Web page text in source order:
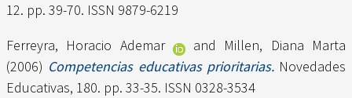
12. pp. 39-70. ISSN 9879-6219
Ferreyra, Horacio Ademar
and Millen, Diana Marta
(2006) Competencias educativas prioritarias.Novedades
Educativas, 180. pp. 33-35. ISSN 0328-3534